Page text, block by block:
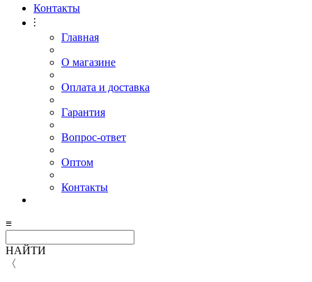
Контакты
⫶
Главная
О магазине
Оплата и доставка
Гарантия
Вопрос-ответ
Оптом
Контакты
≡
НАЙТИ
〈